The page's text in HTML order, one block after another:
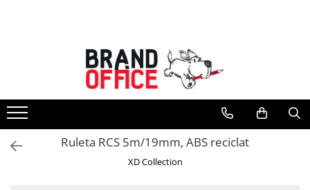
Unitate Protejata - PRODUCTIE
Hartie copiator si produse
tipografice
Produse consumabile din hartie
Detergenti si dezinfectanti
Ruleta RCS 5m/19mm, ABS reciclat
XD Collection